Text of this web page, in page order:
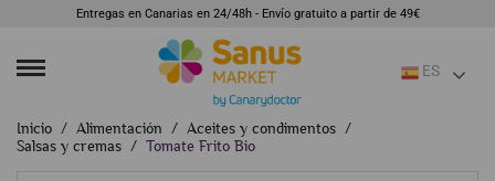
Entregas en Canarias en 24/48h - Envío gratuito a partir de 49€
ES
Inicio Alimentación
Aceites y condimentos
Salsas y cremas
Tomate Frito Bio